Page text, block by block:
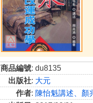
商品編號: du8135
出版社: 大元
作者: 陳怡魁講述、顏